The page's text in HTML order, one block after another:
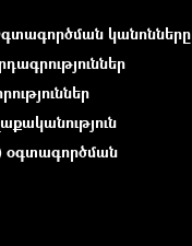
կանոնները
օգտագործման